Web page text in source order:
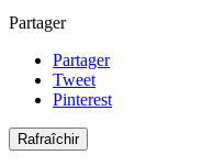
Partager
Partager
Tweet
Pinterest